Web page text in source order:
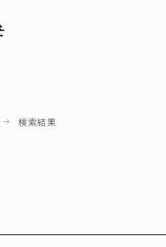
検索結果